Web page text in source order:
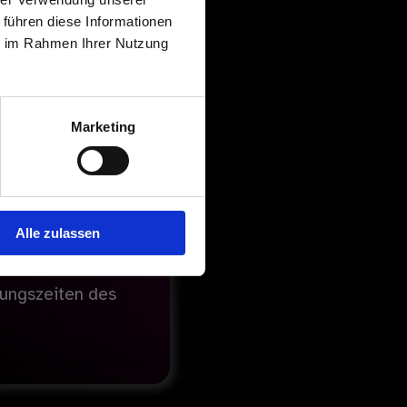
diese Informationen
Rahmen Ihrer Nutzung
Marketing
Alle zulassen
zu
und Kultur
des